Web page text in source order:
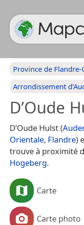
Province de
Arrondissement
D’Oude
D’Oude Hulst (
Orientale, Flandre)
trouve à proximité
Hogeberg.
Carte
Carte photo